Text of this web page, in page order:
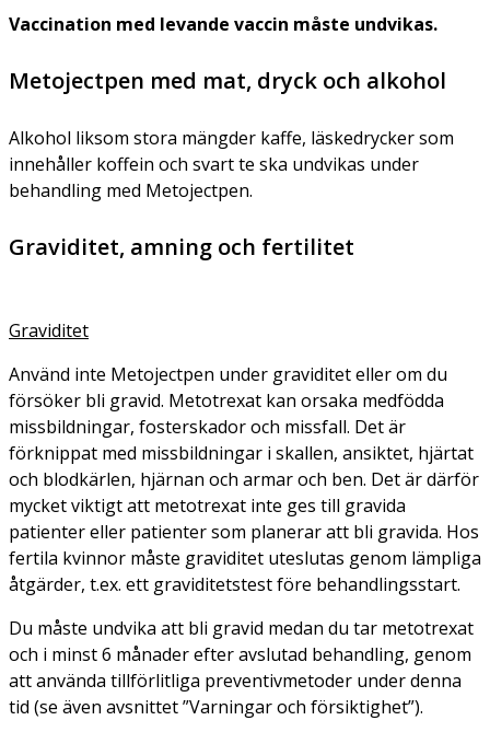
Vaccination med levande vaccin måste undvikas.
Metojectpen med mat, dryck och alkohol
Alkohol liksom stora mängder kaffe, läskedrycker som
innehåller koffein och svart te ska undvikas under
behandling med Metojectpen.
Graviditet, amning och fertilitet
Graviditet
Använd inte Metojectpen under graviditet eller om du
försöker bli gravid. Metotrexat kan orsaka medfödda
missbildningar, fosterskador och missfall. Det är
förknippat med missbildningar i skallen, ansiktet, hjärtat
och blodkärlen, hjärnan och armar och ben. Det är därför
mycket viktigt att metotrexat inte ges till gravida
patienter eller patienter som planerar att bli gravida. Hos
fertila kvinnor måste graviditet uteslutas genom lämpliga
åtgärder, t.ex. ett graviditetstest före behandlingsstart.
Du måste undvika att bli gravid medan du tar metotrexat
och i minst 6 månader efter avslutad behandling, genom
att använda tillförlitliga preventivmetoder under denna
tid (se även avsnittet ”Varningar och försiktighet”).